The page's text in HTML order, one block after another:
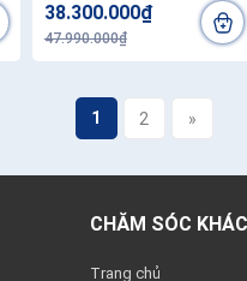
38.300.000₫
47.990.000₫
1 2 »
CHĂM SÓC
Trang chủ